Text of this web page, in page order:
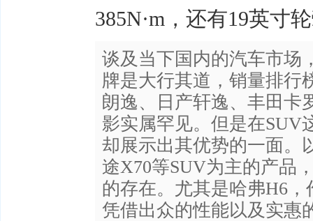
385N·m，还有19英寸
谈及当下国内的汽车市场
牌是大行其道，销量排行
朗逸、日产轩逸、丰田卡
影实属罕见。但是在SUV
却展示出其优势的一面。
途X70等SUV为主的产品
的存在。尤其是哈弗H6
凭借出众的性能以及实惠